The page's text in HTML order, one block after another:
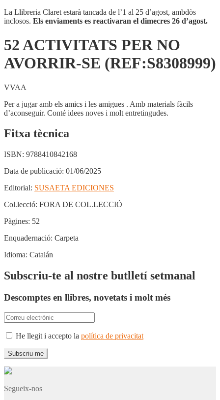
AVORRIR-
SE
La Llibreria Claret estarà tancada de l’1 al 25 d’agost, ambdòs
inclosos. Els enviaments es reactivaran el dimecres 26 d’agost.
52 ACTIVITATS PER NO
AVORRIR-SE (REF:S8308999)
VVAA
Per a jugar amb els amics i les amigues . Amb materials fàcils
d’aconseguir. Conté idees noves i molt entretingudes.
Fitxa tècnica
ISBN: 9788410842168
Data de publicació: 01/06/2025
Editorial: SUSAETA EDICIONES
Col.lecció: FORA DE COL.LECCIÓ
Pàgines: 52
Enquadernació: Carpeta
Idioma: Catalán
Subscriu-te al nostre butlletí setmanal
Descomptes en llibres, novetats i molt més
He llegit i accepto la política de privacitat
Segueix-nos